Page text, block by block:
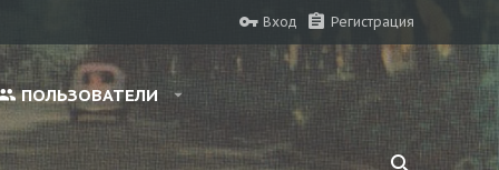
Вход Регистрация
ПОЛЬЗОВАТЕЛИ